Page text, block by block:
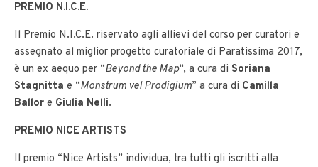
PREMIO N.I.C.E.
Il Premio N.I.C.E. riservato agli allievi del corso per curatori e
assegnato al miglior progetto curatoriale di Paratissima 2017,
è un ex aequo per “Beyond the Map“, a cura di Soriana
Stagnitta e “Monstrum vel Prodigium” a cura di Camilla
Ballor e Giulia Nelli.
PREMIO NICE ARTISTS
Il premio “Nice Artists” individua, tra tutti gli iscritti alla